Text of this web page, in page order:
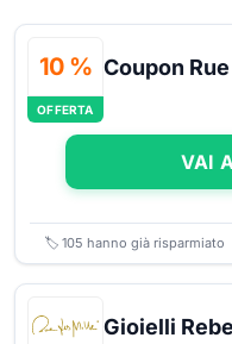
10 %
OFFERTA
Coupon
VAI
🏷️ 105 hanno già risparmiato
Gioielli